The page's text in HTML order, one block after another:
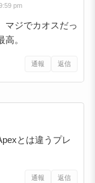
pm
マジでカオスだっ
。
通報 返信
とは違うプレ
通報 返信